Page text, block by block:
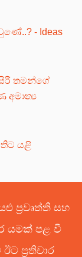
- Ideas
තමන්ගේ
අමාත්‍ය
යළි
ප්‍රවෘත්ති සහ
යමක් පළ වී
ප්‍රතිචාර